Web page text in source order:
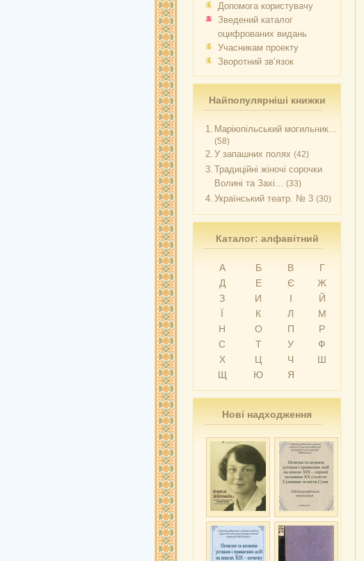
Допомога користувачу
Зведений каталог
оцифрованих видань
Учасникам проекту
Зворотний зв’язок
Найпопулярніші книжки
1. Маріюпільський могильник...
(58)
2. У запашних полях (42)
3. Традиційні жіночі сорочки
Волині та Захі... (33)
4. Український театр. № 3 (30)
Каталог: алфавітний
А Б В
Г
Д
Е Є
Ж
З
И І
Й
Ї
К Л
М
Н
О П
Р
С
Т У
Ф
Х
Ц Ч
Ш
Щ
Ю Я
Нові надходження